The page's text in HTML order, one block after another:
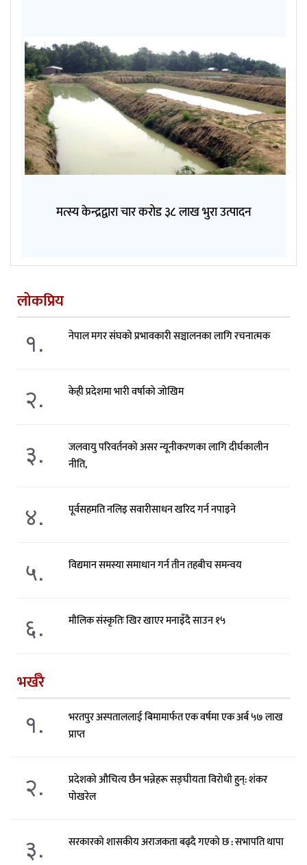
मत्स्य केन्द्रद्वारा चार करोड ३८ लाख भुरा उत्पादन
लोकप्रिय
१. नेपाल मगर संघको प्रभावकारी सञ्चालनका लागि रचनात्मक
२. केही प्रदेशमा भारी वर्षाको जोखिम
३.
जलवायु परिवर्तनको असर न्यूनीकरणका लागि दीर्घकालीन
नीति,
४. पूर्वसहमति नलिइ सवारीसाधन खरिद गर्न नपाइने
५. विद्यमान समस्या समाधान गर्न तीन तहबीच समन्वय
६. मौलिक संस्कृतिः खिर खाएर मनाइँदै साउन १५
भर्खरै
१.
भरतपुर अस्पताललाई बिमामार्फत एक वर्षमा एक अर्ब ५७ लाख
प्राप्त
२.
प्रदेशको औचित्य छैन भन्नेहरू सङ्घीयता विरोधी हुन्: शंकर
पोखरेल
३. सरकारको शासकीय अराजकता बढ्दै गएको छ : सभापति थापा